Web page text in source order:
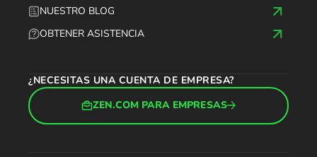
NUESTRO BLOG
OBTENER ASISTENCIA
¿NECESITAS UNA CUENTA DE EMPRESA?
ZEN.COM PARA EMPRESAS